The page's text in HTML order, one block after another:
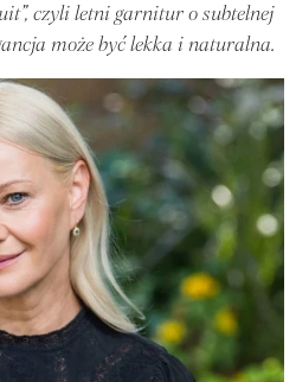
czyli letni garnitur o subtelnej
może być lekka i naturalna.